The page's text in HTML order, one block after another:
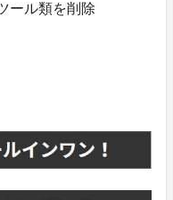
ール類を削除